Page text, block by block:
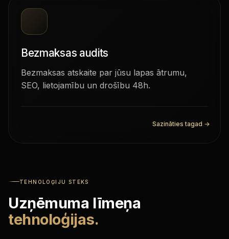
Bezmaksas audits
Bezmaksas atskaite par jūsu lapas ātrumu,
SEO, lietojamību un drošību 48h.
Sazināties tagad →
TEHNOLOĢIJU STEKS
Uzņēmuma līmeņa
tehnoloģijas.